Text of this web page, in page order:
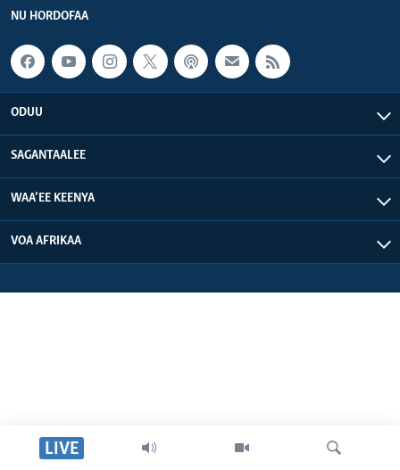
LIVE
NU HORDOFAA
ODUU
SAGANTAALEE
WAA’EE KEENYA
VOA AFRIKAA